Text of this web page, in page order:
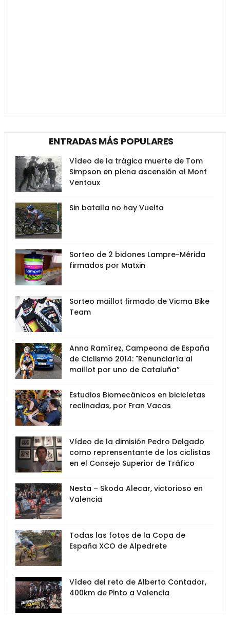
ENTRADAS MÁS POPULARES
Vídeo de la trágica muerte de Tom
Simpson en plena ascensión al Mont
Ventoux
Sin batalla no hay Vuelta
Sorteo de 2 bidones Lampre-Mérida
firmados por Matxin
Sorteo maillot firmado de Vicma Bike
Team
Anna Ramírez, Campeona de España
de Ciclismo 2014: "Renunciaría al
maillot por uno de Cataluña”
Estudios Biomecánicos en bicicletas
reclinadas, por Fran Vacas
Vídeo de la dimisión Pedro Delgado
como reprensentante de los ciclistas
en el Consejo Superior de Tráfico
Nesta – Skoda Alecar, victorioso en
Valencia
Todas las fotos de la Copa de
España XCO de Alpedrete
Vídeo del reto de Alberto Contador,
400km de Pinto a Valencia